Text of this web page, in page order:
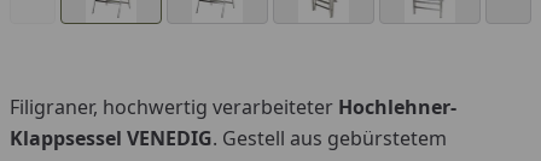
Filigraner, hochwertig verarbeiteter Hochlehner-
Klappsessel VENEDIG. Gestell aus gebürstetem